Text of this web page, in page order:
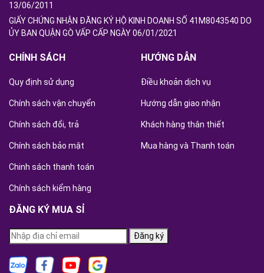
13/06/2011
GIẤY CHỨNG NHẬN ĐĂNG KÝ HỘ KINH DOANH SỐ 41M8043540 DO
ỦY BAN QUẬN GÒ VẤP CẤP NGÀY 06/01/2021
CHÍNH SÁCH
Quy định sử dụng
Chính sách vận chuyển
Chính sách đổi, trả
Chính sách bảo mật
Chinh sách thanh toán
Chính sách kiểm hàng
HƯỚNG DẪN
Điều khoản dịch vụ
Hướng dẫn giao nhận
Khách hàng thân thiết
Mua hàng và Thanh toán
ĐĂNG KÝ MUA SỈ
Đăng ký